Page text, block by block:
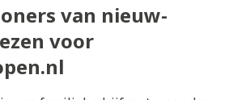
van nieuw-
voor